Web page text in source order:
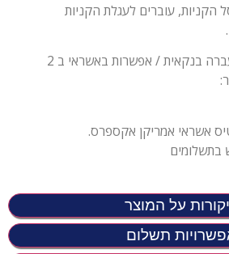
על המוצר
תשלום
הקניות, עוברים לעגלת הקניות
לתשלום במזומן / בהעברה בנקאית / אפשרות באשראי ב 2
אשראי אמריקן אקספרס.
בתשלומים